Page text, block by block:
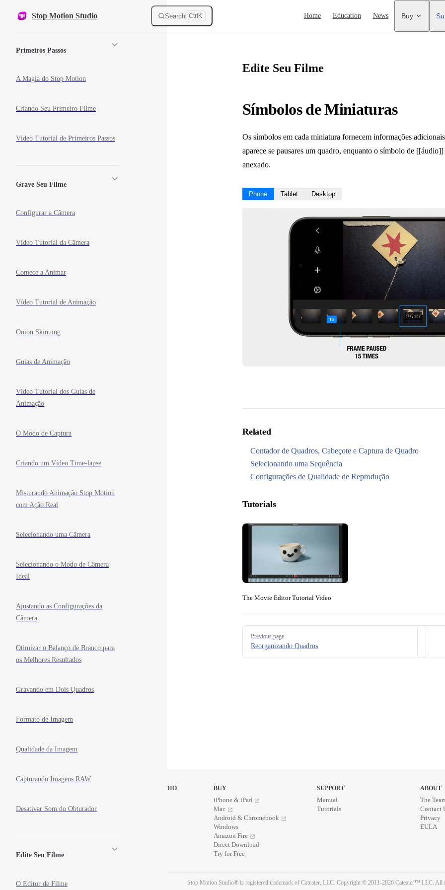
Skip to content
Stop Motion Studio Search Ctrl K Home Education News Buy
Primeiros Passos
A Magia do Stop Motion
Criando Seu Primeiro Filme
Vídeo Tutorial de Primeiros Passos
Grave Seu Filme
Configurar a Câmera
Vídeo Tutorial da Câmera
Comece a Animar
Vídeo Tutorial de Animação
Onion Skinning
Guias de Animação
Vídeo Tutorial dos Guias de
Animação
O Modo de Captura
Criando um Vídeo Time-lapse
Misturando Animação Stop Motion
com Ação Real
Selecionando uma Câmera
Selecionando o Modo de Câmera
Ideal
Ajustando as Configurações da
Câmera
Otimizar o Balanço de Branco para
os Melhores Resultados
Gravando em Dois Quadros
Formato de Imagem
Qualidade da Imagem
Capturando Imagens RAW
Desativar Som do Obturador
Edite Seu Filme
O Editor de Filme
Edite Seu Filme
Símbolos de Miniaturas
Os símbolos em cada miniatura fornecem informações
aparece se pausares um quadro, enquanto o símbolo de
anexado.
Phone Tablet Desktop
Related
Contador de Quadros, Cabeçote e Captura de Quadro
Selecionando uma Sequência
Configurações de Qualidade de Reprodução
Tutorials
The Movie Editor Tutorial Video
Pager
Previous page
Reorganizando Quadros
STOP MOTION STUDIO BUY
iPhone & iPad
Mac
Android & Chromebook
Windows
Amazon Fire
Direct Download
Try for Free
SUPPORT
Manual
Tutorials
ABOUT
The
Contact
Privacy
EULA
Stop Motion Studio® is registered trademark of Cateater, LLC. Copyright © 2011-2026 Cateater™ LLC. All